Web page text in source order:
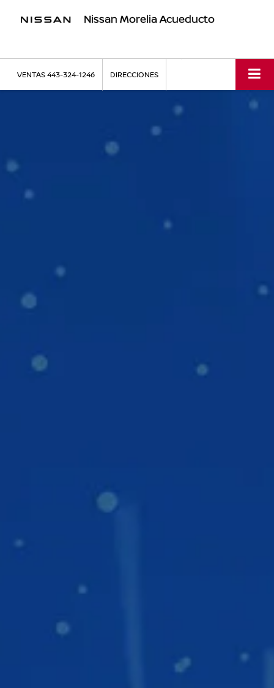
Nissan Morelia Acueducto
VENTAS443-324-1246 DIRECCIONES